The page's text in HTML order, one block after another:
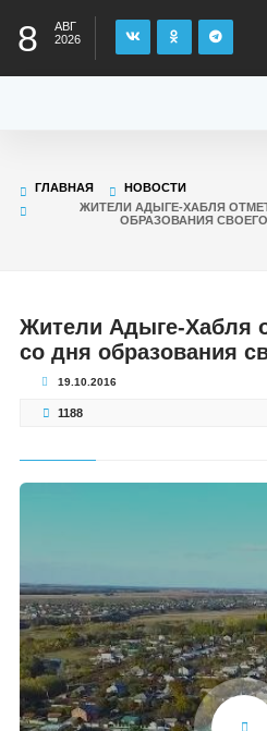
8
АВГ
2026
ГЛАВНАЯ
НОВОСТИ
ЖИТЕЛИ АДЫГЕ-ХАБЛЯ
ОБРАЗОВАНИЯ
Жители Адыге-Хабля
со дня образования
19.10.2016
1188